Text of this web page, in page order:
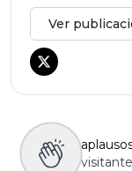
Ver